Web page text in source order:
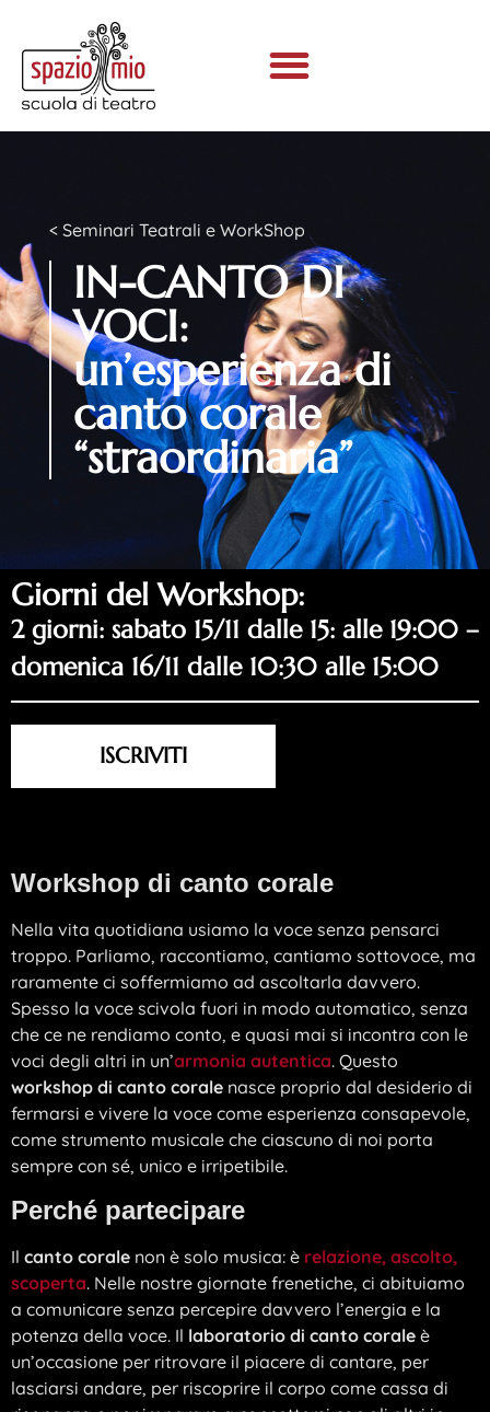
< Seminari Teatrali e WorkShop
IN-CANTO DI
VOCI:
un’esperienza di
canto corale
“straordinaria”
Giorni del Workshop:
2 giorni: sabato 15/11 dalle 15: alle 19:00 –
domenica 16/11 dalle 10:30 alle 15:00
ISCRIVITI
Workshop di canto corale
Nella vita quotidiana usiamo la voce senza pensarci
troppo. Parliamo, raccontiamo, cantiamo sottovoce, ma
raramente ci soffermiamo ad ascoltarla davvero.
Spesso la voce scivola fuori in modo automatico, senza
che ce ne rendiamo conto, e quasi mai si incontra con le
voci degli altri in un’armonia autentica. Questo
workshop di canto corale nasce proprio dal desiderio di
fermarsi e vivere la voce come esperienza consapevole,
come strumento musicale che ciascuno di noi porta
sempre con sé, unico e irripetibile.
Perché partecipare
Il canto corale non è solo musica: è relazione, ascolto,
scoperta. Nelle nostre giornate frenetiche, ci abituiamo
a comunicare senza percepire davvero l’energia e la
potenza della voce. Il laboratorio di canto corale è
un’occasione per ritrovare il piacere di cantare, per
lasciarsi andare, per riscoprire il corpo come cassa di